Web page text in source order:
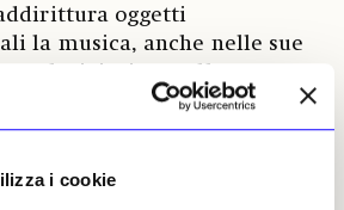
i cookie
oggetti
la musica, anche nelle sue
questo, per sommi capi, il
il quale si è pervenuti al
Bene culturale tutelabile